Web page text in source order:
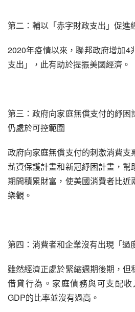
第二：輔以「赤字財政支出」促進
2020年疫情以來，聯邦政府增加4
支出」，此有助於提振美國經濟。
第三：政府向家庭無償支付的紓困
仍處於可控範圍
政府向家庭無償支付的刺激消費支
薪資保護計畫和新冠紓困計畫，
期間積累財富，使美國消費者比近
樂觀。
第四：消費者和企業沒有出現「過
雖然經濟正處於緊縮週期後期，
借貸行為。家庭債務與可支配
GDP的比率並沒有過高。